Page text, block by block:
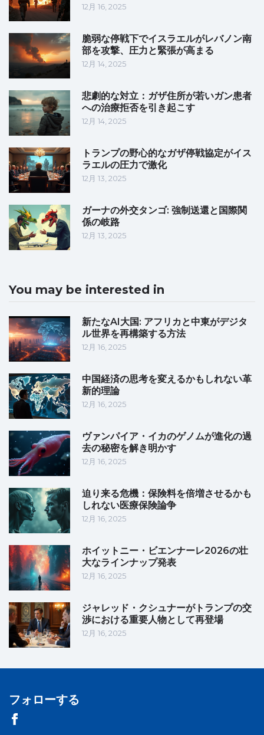
12月 16, 2025
脆弱な停戦下でイスラエルがレバノン南
部を攻撃、圧力と緊張が高まる
12月 14, 2025
悲劇的な対立：ガザ住所が若いガン患者
への治療拒否を引き起こす
12月 14, 2025
トランプの野心的なガザ停戦協定がイス
ラエルの圧力で激化
12月 13, 2025
ガーナの外交タンゴ: 強制送還と国際関
係の岐路
12月 13, 2025
You may be interested in
新たなAI大国: アフリカと中東がデジタ
ル世界を再構築する方法
12月 16, 2025
中国経済の思考を変えるかもしれない革
新的理論
12月 16, 2025
ヴァンパイア・イカのゲノムが進化の過
去の秘密を解き明かす
12月 16, 2025
迫り来る危機：保険料を倍増させるかも
しれない医療保険論争
12月 16, 2025
ホイットニー・ビエンナーレ2026の壮
大なラインナップ発表
12月 16, 2025
ジャレッド・クシュナーがトランプの交
渉における重要人物として再登場
12月 16, 2025
フォローする